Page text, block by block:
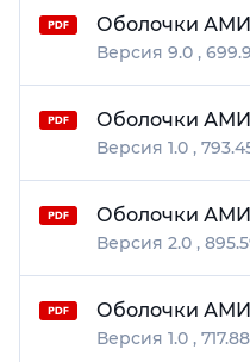
Оболочки
9.0
Оболочки
1.0
Оболочки
2.0
Оболочки
1.0